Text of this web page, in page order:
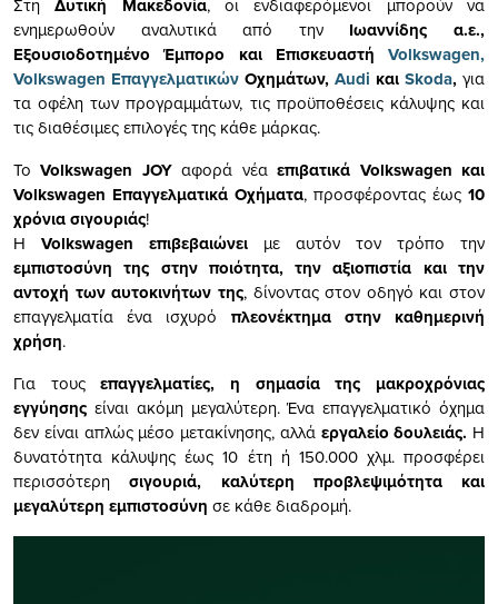
ΣτηΔυτική Μακεδονία, οι ενδιαφερόμενοι μπορούν να
ενημερωθούν αναλυτικά από την Ιωαννίδης α.ε.,
Εξουσιοδοτημένο Έμπορο και Επισκευαστή Volkswagen,
Volkswagen Επαγγελματικών Οχημάτων, Audi και Skoda, για
τα οφέλη των προγραμμάτων, τις προϋποθέσεις κάλυψης και
τις διαθέσιμες επιλογές της κάθε μάρκας.
ΤοVolkswagen JOYαφορά νέαεπιβατικά Volkswagen και
Volkswagen Επαγγελματικά Οχήματα, προσφέροντας έως 10
χρόνια σιγουριάς!
Η Volkswagen επιβεβαιώνει με αυτόν τον τρόπο την
εμπιστοσύνη της στην ποιότητα, την αξιοπιστία και την
αντοχή των αυτοκινήτων της, δίνοντας στον οδηγό και στον
επαγγελματία ένα ισχυρό πλεονέκτημα στην καθημερινή
χρήση.
Για τουςεπαγγελματίες, η σημασία της μακροχρόνιας
εγγύησης είναι ακόμη μεγαλύτερη. Ένα επαγγελματικό όχημα
δεν είναι απλώς μέσο μετακίνησης, αλλά εργαλείο δουλειάς. Η
δυνατότητα κάλυψης έως 10 έτη ή 150.000 χλμ. προσφέρει
περισσότερησιγουριά, καλύτερη προβλεψιμότητα και
μεγαλύτερη εμπιστοσύνη σε κάθε διαδρομή.